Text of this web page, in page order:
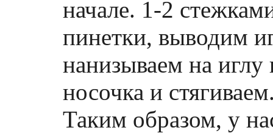
начале. 1-2
пинетки, выводим
нанизываем на
носочка и
Таким образом, у